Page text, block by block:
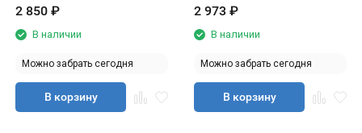
2 850 ₽
В наличии
Можно забрать сегодня
В корзину
2 973 ₽
В наличии
Можно забрать сегодня
В корзину